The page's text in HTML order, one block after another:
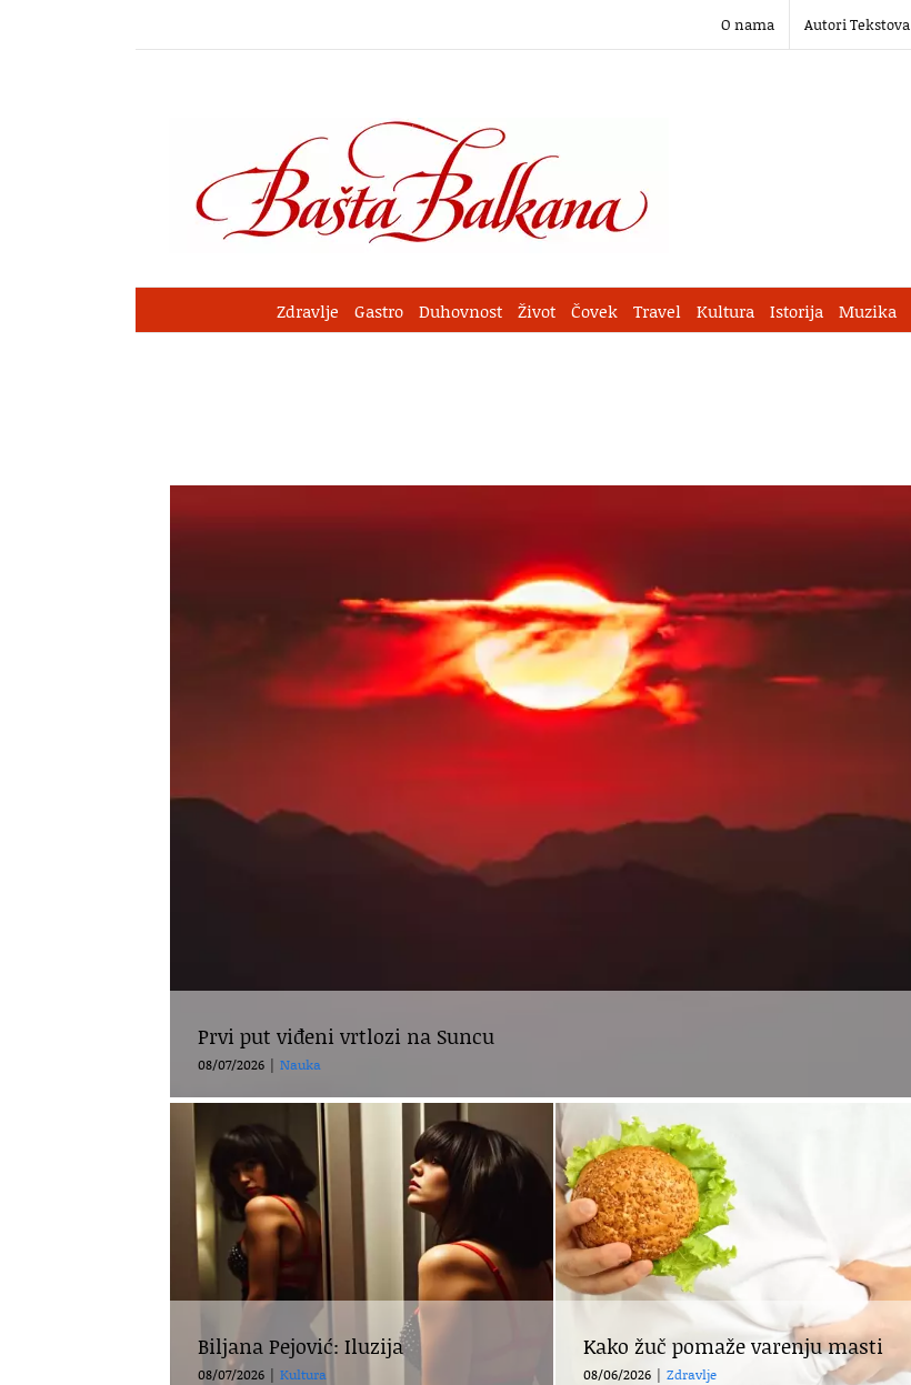
O nama Autori Tekstova
Zdravlje Gastro Duhovnost Život Čovek Travel Kultura Istorija Muzika
Prvi put viđeni vrtlozi na Suncu
08/07/2026 | Nauka
Biljana Pejović: Iluzija
08/07/2026 | Kultura
Kako žuč pomaže varenju masti
08/06/2026 | Zdravlje